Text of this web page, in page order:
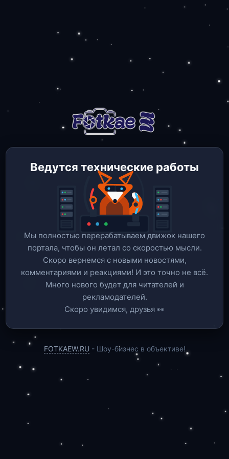
Ведутся технические работы
Мы полностью перерабатываем движок нашего
портала, чтобы он летал со скоростью мысли.
Скоро вернемся c новыми новостями,
комментариями и реакциями! И это точно не всё.
Много нового будет для читателей и
рекламодателей.
Скоро увидимся, друзья 👀
FOTKAEW.RU - Шоу-бизнес в объективе!